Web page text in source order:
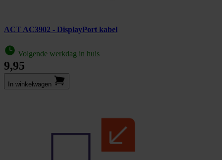
ACT AC3902 - DisplayPort kabel
Volgende werkdag in huis
9,95
In winkel­wagen